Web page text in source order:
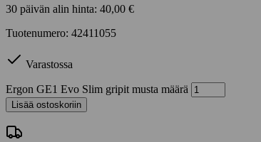
30 päivän alin hinta: 40,00 €
Tuotenumero: 42411055
Varastossa
Ergon GE1 Evo Slim gripit musta määrä
Lisää ostoskoriin